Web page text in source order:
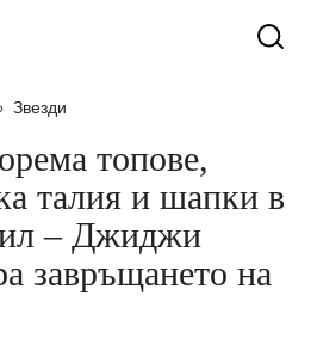
› Звезди
топове,
талия и шапки в
– Джиджи
завръщането на